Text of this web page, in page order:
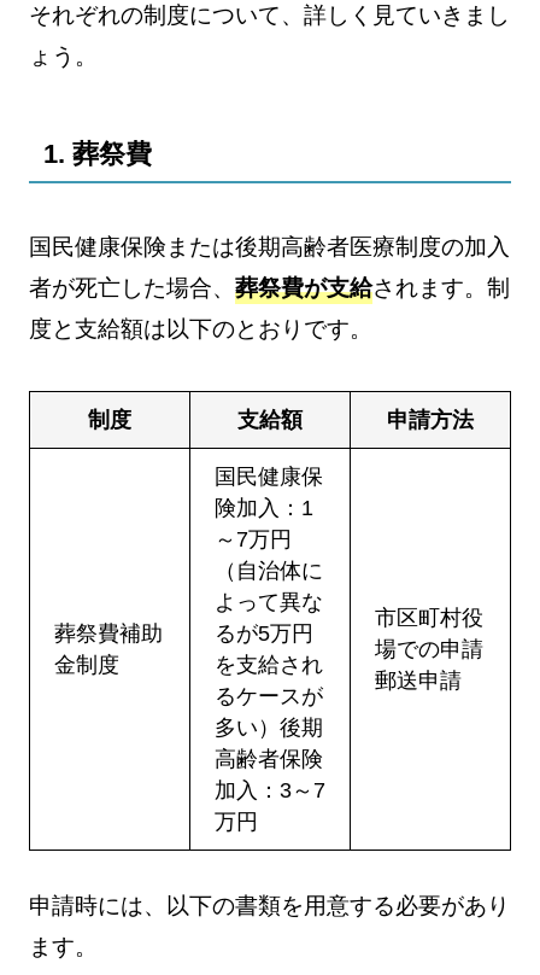
それぞれの制度について、詳しく見ていきまし
ょう。
1. 葬祭費
国民健康保険または後期高齢者医療制度の加入
者が死亡した場合、 葬祭費が支給されます。制
度と支給額は以下のとおりです。
制度 支給額 申請方法
葬祭費補助
金制度
国民健康保
険加入：1
～7万円
（自治体に
よって異な
るが5万円
を支給され
るケースが
多い）後期
高齢者保険
加入：3～7
万円
市区町村役
場での申請
郵送申請
申請時には、以下の書類を用意する必要があり
ます。